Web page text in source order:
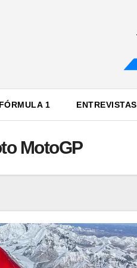
FÓRMULA 1 ENTREVISTAS
MotoGP